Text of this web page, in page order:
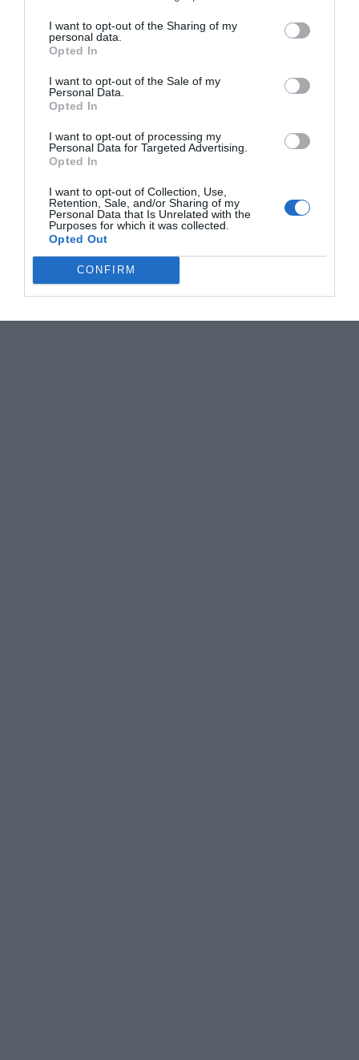
I want to opt-out of the Sharing of my
personal data.
Opted In
I want to opt-out of the Sale of my
Personal Data.
Opted In
I want to opt-out of processing my
Personal Data for Targeted Advertising.
Opted In
I want to opt-out of Collection, Use,
Retention, Sale, and/or Sharing of my
Personal Data that Is Unrelated with the
Purposes for which it was collected.
Opted Out
CONFIRM